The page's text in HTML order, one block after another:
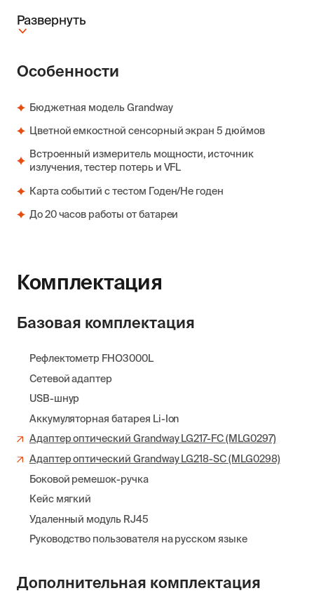
Развернуть
Особенности
Бюджетная модель Grandway
Цветной емкостной сенсорный экран 5 дюймов
Встроенный измеритель мощности, источник
излучения, тестер потерь и VFL
Карта событий с тестом Годен/Не годен
До 20 часов работы от батареи
Комплектация
Базовая комплектация
Рефлектометр FHO3000L
Сетевой адаптер
USB-шнур
Аккумуляторная батарея Li-Ion
Адаптер оптический Grandway LG217-FC (MLG0297)
Адаптер оптический Grandway LG218-SC (MLG0298)
Боковой ремешок-ручка
Кейс мягкий
Удаленный модуль RJ45
Руководство пользователя на русском языке
Дополнительная комплектация